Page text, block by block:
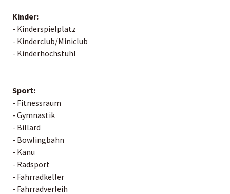
Kinder:
- Kinderspielplatz
- Kinderclub/Miniclub
- Kinderhochstuhl
Sport:
- Fitnessraum
- Gymnastik
- Billard
- Bowlingbahn
- Kanu
- Radsport
- Fahrradkeller
- Fahrradverleih